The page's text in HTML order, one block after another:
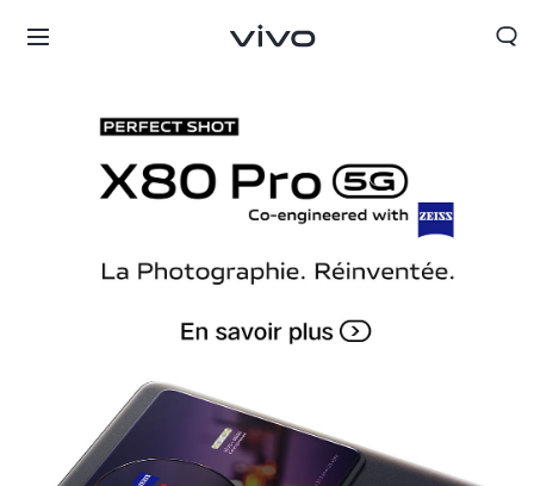
France | Sélectionnez un pays / une région